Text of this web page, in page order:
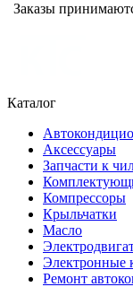
Заказы
Каталог
Аксессуары
Запчасти к
Компрессоры
Крыльчатки
Масло
Электронные
Ремонт